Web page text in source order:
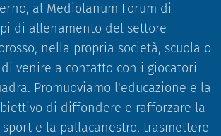
al Mediolanum Forum di
di allenamento del settore
nella propria società, scuola o
venire a contatto con i giocatori
Promuoviamo l'educazione e la
di diffondere e rafforzare la
e la pallacanestro, trasmettere